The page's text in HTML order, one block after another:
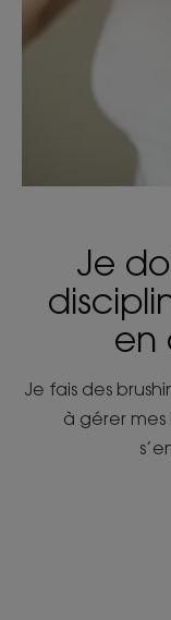
Je
en
Je fais des
à gérer